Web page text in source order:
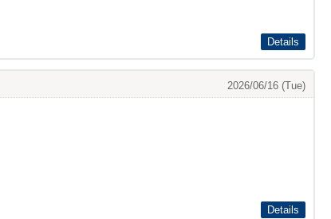
Details
2026/06/16 (Tue)
Details